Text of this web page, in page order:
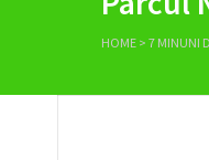
HOME > 7 MINUNI